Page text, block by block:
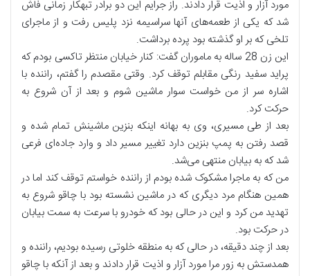
مورد آزار و اذیت قرار دادند. راز جرایم این دو برادر تبهکار زمانی فاش
شد که یکی از طعمه‌های آنها سراسیمه نزد پلیس رفت و از ماجرای
تلخی که بر او گذشته بود پرده برداشت.
این زن 28 ساله به ماموران گفت: کنار خیابان منتظر تاکسی بودم که
پراید سفید رنگی مقابلم توقف کرد. وقتی مقصدم را گفتم، راننده با
اشاره سر از من خواست سوار ماشین شوم و بعد از آن شروع به
حرکت کرد.
بعد از طی مسیری، وی به بهانه اینکه بنزین ماشینش تمام شده و
قصد رفتن به پمپ بنزین دارد تغییر مسیر داد و وارد جاده‌ای فرعی
شد که به بیابان منتهی می‌شد.
من که به ماجرا مشکوک شده بودم از راننده خواستم توقف کند اما در
همین هنگام مرد دیگری که در ماشین نشسته بود با چاقو شروع به
تهدید من کرد و این در حالی بود که خودرو با سرعت به سمت بیابان
در حرکت بود.
بعد از چند دقیقه، در حالی که به منطقه خلوتی رسیده بودیم، راننده و
همدستش به زور مرا مورد آزار و اذیت قرار دادند و بعد از آنکه با چاقو